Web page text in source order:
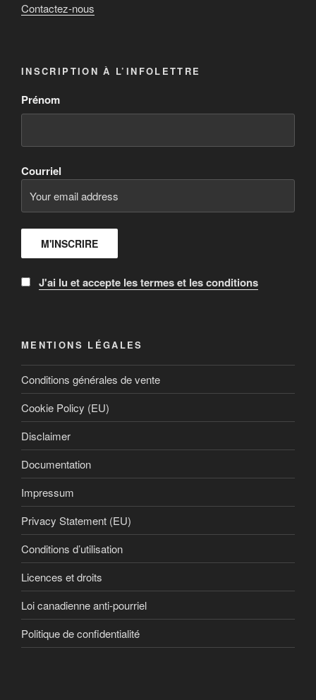
Contactez-nous
INSCRIPTION À L’INFOLETTRE
Prénom
Courriel
J'ai lu et accepte les termes et les conditions
MENTIONS LÉGALES
Conditions générales de vente
Cookie Policy (EU)
Disclaimer
Documentation
Impressum
Privacy Statement (EU)
Conditions d’utilisation
Licences et droits
Loi canadienne anti-pourriel
Politique de confidentialité